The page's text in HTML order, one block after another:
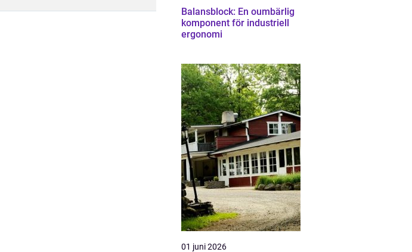
Balansblock: En oumbärlig
komponent för industriell
ergonomi
01 juni 2026